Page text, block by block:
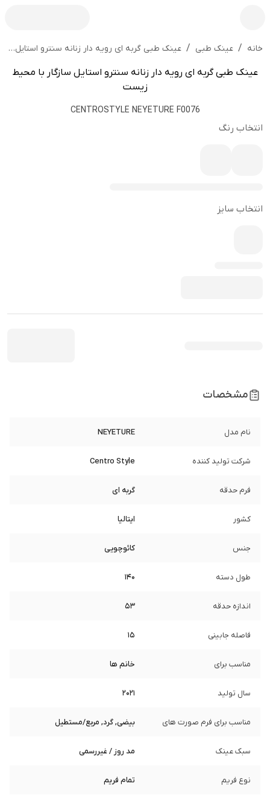
خانه / عینک طبی / عینک طبی گربه ای رویه دار زنانه سنترو استایل سازگار با محیط زیست
عینک طبی گربه ای رویه دار زنانه سنترو استایل سازگار با محیط
زیست
CENTROSTYLE NEYETURE F0076
انتخاب رنگ
انتخاب سایز
مشخصات
نام مدل NEYETURE
شرکت تولید کننده Centro Style
فرم حدقه گربه ای
کشور ایتالیا
جنس کائوچویی
طول دسته 140
اندازه حدقه 53
فاصله جابینی 15
مناسب برای خانم ها
سال تولید 2021
مناسب برای فرم صورت های بیضی, گرد, مربع/مستطیل
سبک عینک مد روز / غیررسمی
نوع فریم تمام فریم